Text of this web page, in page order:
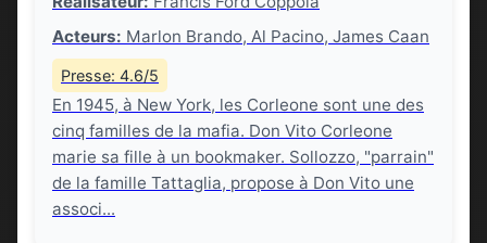
Acteurs: Marlon Brando, Al Pacino, James Caan
Presse: 4.6/5
En 1945, à New York, les Corleone sont une des
cinq familles de la mafia. Don Vito Corleone
marie sa fille à un bookmaker. Sollozzo, "parrain"
de la famille Tattaglia, propose à Don Vito une
associ...